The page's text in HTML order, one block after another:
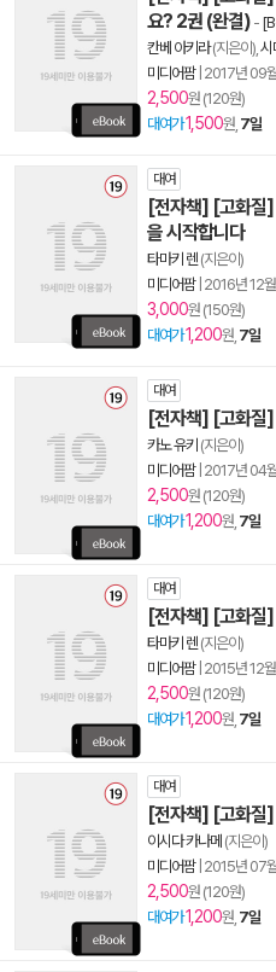
요? 2권 (완결) -
칸베 아키라(지은이), 시
미디어팜| 2017년 09
2,500원 (120원)
대여가1,500원, 7일
대여
[전자책] [고화질
을 시작합니다
타마키 렌 (지은이)
미디어팜| 2016년 12월
3,000원 (150원)
대여가1,200원, 7일
대여
[전자책] [고화질]
카노 유키 (지은이)
미디어팜| 2017년 04
2,500원 (120원)
대여가1,200원, 7일
대여
[전자책] [고화질
타마키 렌 (지은이)
미디어팜| 2015년 12월
2,500원 (120원)
대여가1,200원, 7일
대여
[전자책] [고화
이시다 카나메 (지은이)
미디어팜| 2015년 07
2,500원 (120원)
대여가1,200원, 7일